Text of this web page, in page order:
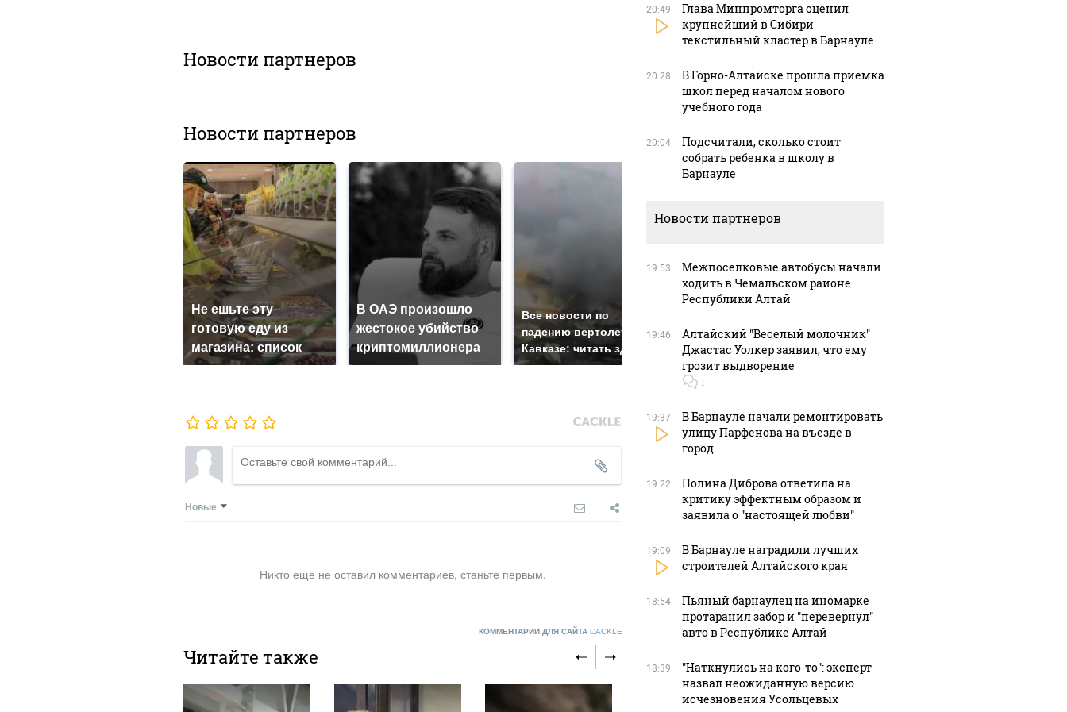
Новости партнеров
Новости партнеров
Не ешьте эту
готовую еду из
магазина: список
В ОАЭ произошло
жестокое убийство
криптомиллионера
Все новости по
падению вертолета на
Кавказе: читать здесь
Таких событий не
было с 1945: чего
ждать всем нам?
ажиотаж из-за этого
продукта: что купить?
Новые
Никто ещё не оставил комментариев, станьте первым.
КОММЕНТАРИИ ДЛЯ САЙТА CACKL E
Читайте также
20:49
Глава Минпромторга оценил
крупнейший в Сибири
текстильный кластер в Барнауле
20:28
В Горно-Алтайске прошла приемка
школ перед началом нового
учебного года
20:04
Подсчитали, сколько стоит
собрать ребенка в школу в
Барнауле
Новости партнеров
19:53
Межпоселковые автобусы начали
ходить в Чемальском районе
Республики Алтай
19:46
Алтайский "Веселый молочник"
Джастас Уолкер заявил, что ему
грозит выдворение
1
19:37
В Барнауле начали ремонтировать
улицу Парфенова на въезде в
город
19:22
Полина Диброва ответила на
критику эффектным образом и
заявила о "настоящей любви"
19:09
В Барнауле наградили лучших
строителей Алтайского края
18:54
Пьяный барнаулец на иномарке
протаранил забор и "перевернул"
авто в Республике Алтай
18:39
"Наткнулись на кого-то": эксперт
назвал неожиданную версию
исчезновения Усольцевых